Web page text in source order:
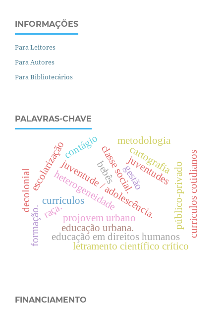
INFORMAÇÕES
Para Leitores
Para Autores
Para Bibliotecários
PALAVRAS-CHAVE
currículos
projovem urbano
juventude / adolescência.
educação urbana.
c
l
a
s
s
e
s
o
c
i
a
l
.
raça.
gestão
juventudes
escolarização
educação em direitos humanos
heterogeneidade
letramento científico crítico
público-privadocurrículos cotidianos
formação.
decolonial bebês
contágio cartografia
metodologia
FINANCIAMENTO